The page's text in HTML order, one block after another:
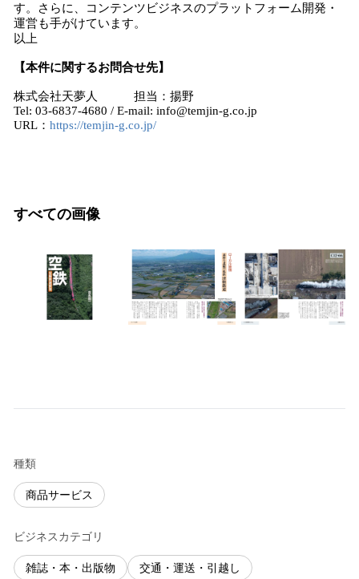
す。さらに、コンテンツビジネスのプラットフォーム開発・
運営も手がけています。
以上
【本件に関するお問合せ先】
株式会社天夢人 担当：揚野
Tel: 03-6837-4680 / E-mail: info@temjin-g.co.jp
URL： https://temjin-g.co.jp/
すべての画像
種類
商品サービス
ビジネスカテゴリ
雑誌・本・出版物 交通・運送・引越し